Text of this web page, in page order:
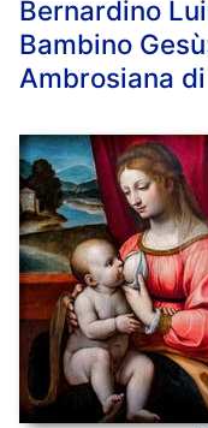
Bernardino
Bambino
Ambrosiana